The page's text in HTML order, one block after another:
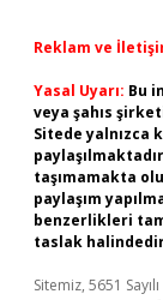
Reklam ve
Yasal Uyarı: Bu
veya şahıs
Sitede yalnızca
taşımamakta
paylaşım
benzerlikleri
taslak
Sitemiz, 5651